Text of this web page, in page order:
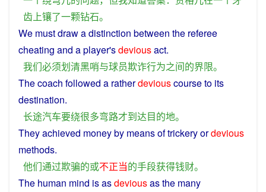
齿上镶了一颗钻石。
We mustdrawadistinction between the referee
cheating and aplayer'sdeviousact.
我们必须划清黑哨与球员欺诈行为之间的界限。
Thecoach followed a ratherdeviouscourseto its
destination.
长途汽车要绕很多弯路才到达目的地。
Theyachieved moneyby meansoftrickeryordevious
methods.
他们通过欺骗的或不正当的手段获得钱财。
The human mind isasdeviousas the many